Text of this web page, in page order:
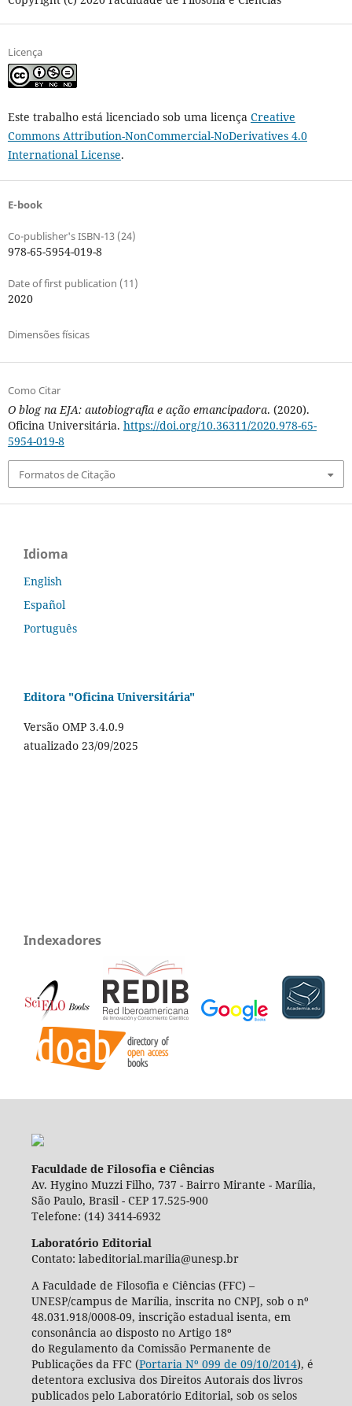
Licença
Este trabalho está licenciado sob uma licença Creative
Commons Attribution-NonCommercial-NoDerivatives 4.0
International License.
E-book
Co-publisher's ISBN-13 (24)
978-65-5954-019-8
Date of first publication (11)
2020
Dimensões físicas
Como Citar
O blog na EJA: autobiografia e ação emancipadora. (2020).
Oficina Universitária. https://doi.org/10.36311/2020.978-65-
5954-019-8
Formatos de Citação
Idioma
English
Español
Português
Editora "Oficina Universitária"
Versão OMP 3.4.0.9
atualizado 23/09/2025
Indexadores
Faculdade de Filosofia e Ciências
Av. Hygino Muzzi Filho, 737 - Bairro Mirante - Marília,
São Paulo, Brasil - CEP 17.525-900
Telefone: (14) 3414-6932
Laboratório Editorial
Contato: labeditorial.marilia@unesp.br
A Faculdade de Filosofia e Ciências (FFC) –
UNESP/campus de Marília, inscrita no CNPJ, sob o nº
48.031.918/0008-09, inscrição estadual isenta, em
consonância ao disposto no Artigo 18º
do Regulamento da Comissão Permanente de
Publicações da FFC (Portaria Nº 099 de 09/10/2014), é
detentora exclusiva dos Direitos Autorais dos livros
publicados pelo Laboratório Editorial, sob os selos